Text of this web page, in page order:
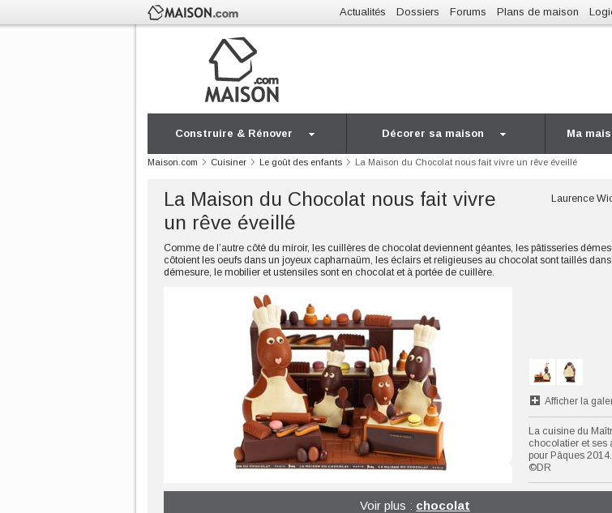
Actualités Dossiers Forums Plans de maison
Construire & Rénover Décorer sa maison Ma
Maison.com Cuisiner Le goût des enfants La Maison du Chocolat nous fait vivre un rêve éveillé
La Maison du Chocolat nous fait vivre
un rêve éveillé
Laurence
Comme de l’autre côté du miroir, les cuillères de chocolat deviennent géantes, les pâtisseries
côtoient les oeufs dans un joyeux capharnaüm, les éclairs et religieuses au chocolat sont taillés
démesure, le mobilier et ustensiles sont en chocolat et à portée de cuillère.
Afficher la
La cuisine du
chocolatier et ses
pour Pâques 2014.
©DR
Voir plus : chocolat